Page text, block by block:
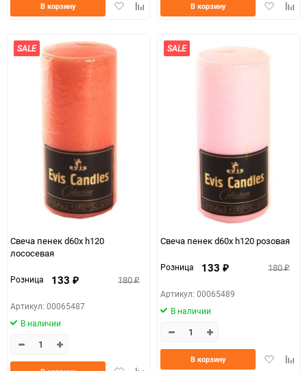
ДобавитьДобавить
В корзину
Добавить
В корзину
SALE
Свеча пенек d60х h120
лососевая
Розница 133 ₽ 180₽
Артикул: 00065487
В наличии
SALE
Свеча пенек d60х h120 розовая
Розница 133 ₽ 180₽
Артикул: 00065489
В наличии
Добавить
В корзину